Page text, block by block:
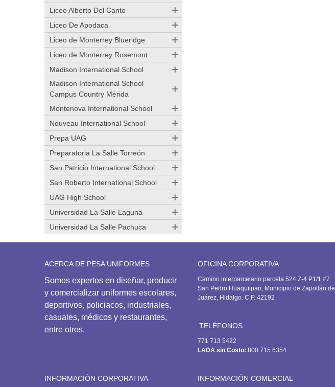
Liceo Alberto Del Canto
Liceo De Apodaca
Liceo de Monterrey Blueridge
Liceo de Monterrey Rosemont
Madison International School
Madison International School
Campus Country Mérida
Montenova International School
Nouveau International School
Prepa UAG
Preparatoria La Salle Torreón
San Patricio International School
San Roberto International School
UAG High School
Universidad La Salle Laguna
Universidad La Salle Pachuca
ACERCA DE PESA UNIFORMES
Somos expertos en diseñar, producir
y comercializar uniformes escolares,
deportivos, policiacos, industriales,
casuales, médicos y restaurantes,
entre otros.
OFICINA CORPORATIVA
Camino interparcelario parcela 524 Z-4 P1/1 #7.
San Pedro Huaquilpan, Municipio de Zapotlán de
Juárez, Hidalgo. C.P. 42192
TELÉFONOS
771 713 5422
LADA sin Costo: 800 715 6354
INFORMACIÓN CORPORATIVA INFORMACIÓN COMERCIAL